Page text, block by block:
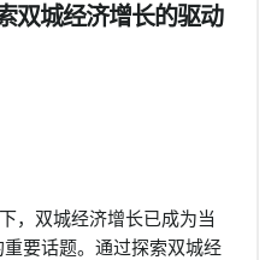
双城经济增长的驱动
，双城经济增长已成为当
要话题。通过探索双城经